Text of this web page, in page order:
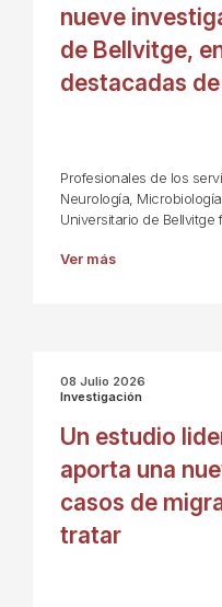
nueve
de Bellvitge,
destacadas de
Profesionales de los
Neurología,
Universitario de Bellvitge
Ver más
08 Julio 2026
Investigación
Un estudio
aporta una
casos de
tratar